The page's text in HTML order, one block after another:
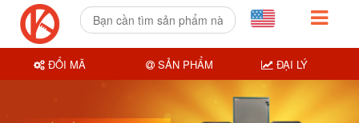
ĐỔI MÃ SẢN PHẨM ĐẠI LÝ